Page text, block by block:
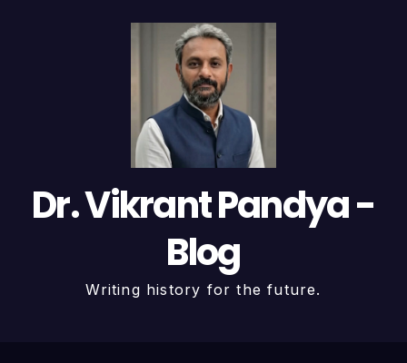
Dr. Vikrant Pandya -
Blog
Writing history for the future.